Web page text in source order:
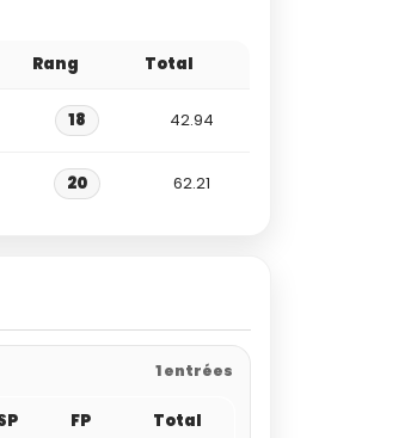
Rang Total
18 42.94
20 62.21
1 entrées
FP Total